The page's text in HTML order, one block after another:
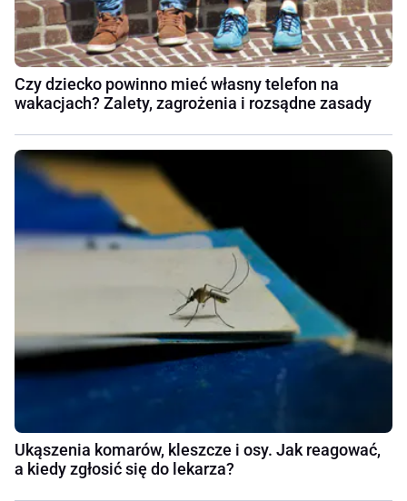
Czy dziecko powinno mieć własny telefon na
wakacjach? Zalety, zagrożenia i rozsądne zasady
Ukąszenia komarów, kleszcze i osy. Jak reagować,
a kiedy zgłosić się do lekarza?